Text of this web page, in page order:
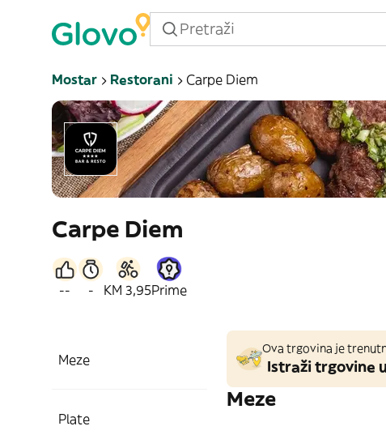
Mostar Restorani Carpe Diem
Carpe Diem
-- - KM 3,95Prime
Meze
Plate
Ova trgovina je
Istraži trgovine
Meze